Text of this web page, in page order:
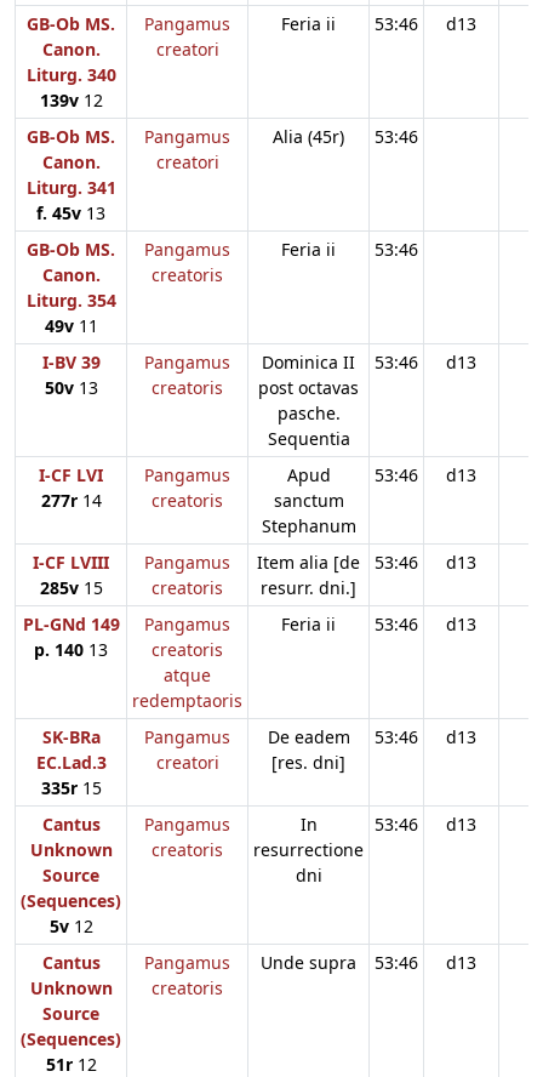
GB-Ob MS.
Canon.
Liturg. 340
139v12
Pangamus
creatori
Feria ii 53:46 d13
GB-Ob MS.
Canon.
Liturg. 341
f. 45v 13
Pangamus
creatori
Alia (45r) 53:46
GB-Ob MS.
Canon.
Liturg. 354
49v11
Pangamus
creatoris
Feria ii 53:46
I-BV 39
50v13
Pangamus
creatoris
Dominica II
post octavas
pasche.
Sequentia
53:46 d13
I-CF LVI
277r14
Pangamus
creatoris
Apud
sanctum
Stephanum
53:46 d13
I-CF LVIII
285v15
Pangamus
creatoris
Item alia [de
resurr. dni.]
53:46 d13
PL-GNd 149
p. 140 13
Pangamus
creatoris
atque
redemptaoris
Feria ii 53:46 d13
SK-BRa
EC.Lad.3
335r15
Pangamus
creatori
De eadem
[res. dni]
53:46 d13
Cantus
Unknown
Source
(Sequences)
5v12
Pangamus
creatoris
In
resurrectione
dni
53:46 d13
Cantus
Unknown
Source
(Sequences)
51r12
Pangamus
creatoris
Unde supra 53:46 d13